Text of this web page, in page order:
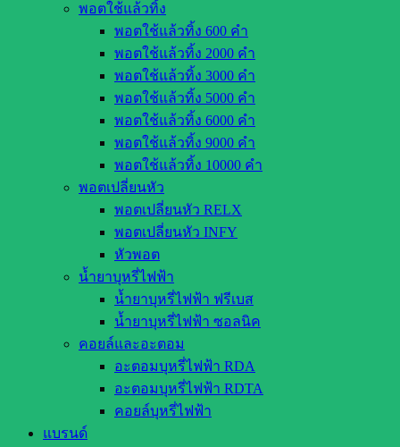
พอตใช้แล้วทิ้ง
พอตใช้แล้วทิ้ง 600 คำ
พอตใช้แล้วทิ้ง 2000 คำ
พอตใช้แล้วทิ้ง 3000 คำ
พอตใช้แล้วทิ้ง 5000 คำ
พอตใช้แล้วทิ้ง 6000 คำ
พอตใช้แล้วทิ้ง 9000 คำ
พอตใช้แล้วทิ้ง 10000 คำ
พอตเปลี่ยนหัว
พอตเปลี่ยนหัว RELX
พอตเปลี่ยนหัว INFY
หัวพอต
น้ำยาบุหรี่ไฟฟ้า
น้ำยาบุหรี่ไฟฟ้า ฟรีเบส
น้ำยาบุหรี่ไฟฟ้า ซอลนิค
คอยล์และอะตอม
อะตอมบุหรี่ไฟฟ้า RDA
อะตอมบุหรี่ไฟฟ้า RDTA
คอยล์บุหรี่ไฟฟ้า
แบรนด์